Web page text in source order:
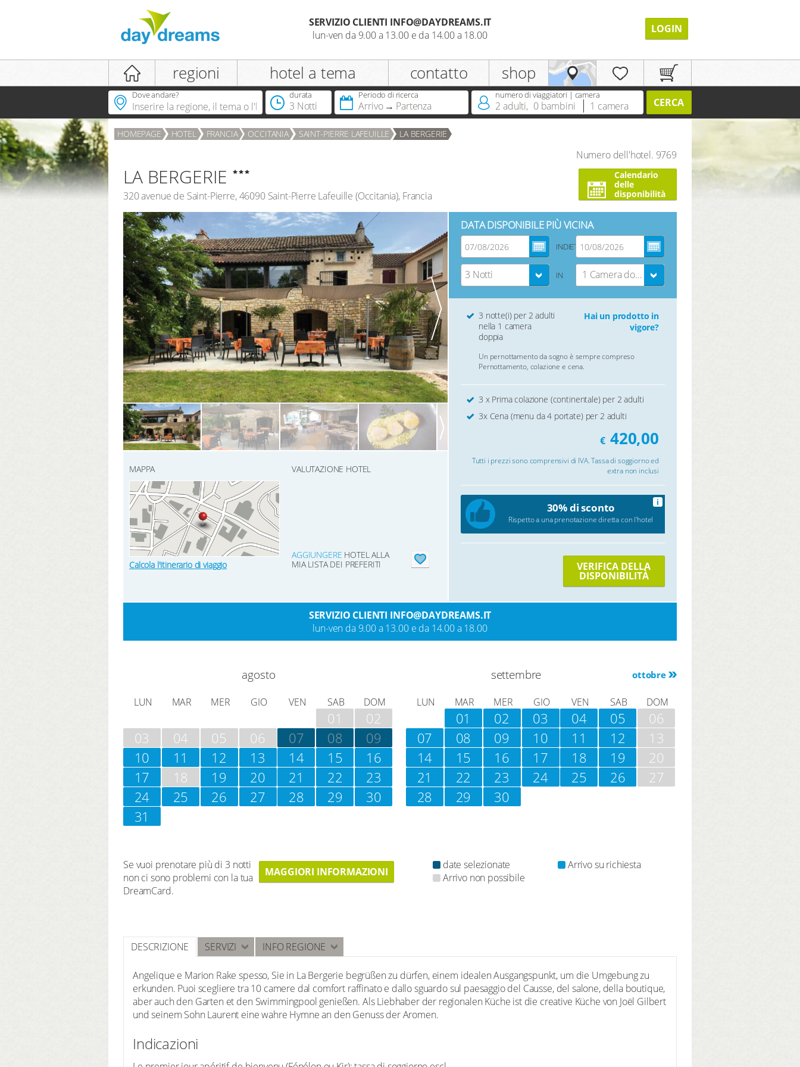
login
LOGIN
registrazione
Appellativo
Hai già una Dreamcard?
REGISTRAZIONE
SERVIZIO CLIENTI INFO@DAYDREAMS.IT
lun-ven da 9.00 a 13.00 e da 14.00 a 18.00
LOGIN
regioni hotel a tema contatto shop
Dove andare? durata
3 Notti
Periodo di ricerca
Arrivo Partenza
numero di viaggiatori | camera
2 adulti, 0 bambini 1 camera CERCA
HOMEPAGE HOTEL FRANCIA OCCITANIA SAINT-PIERRE LAFEUILLE LA BERGERIE
Numero dell'hotel. 9769
LA BERGERIE
320 avenue de Saint-Pierre,46090 Saint-Pierre Lafeuille (Occitania), Francia
Calendario
delle
disponibilità
MAPPA
Calcola l'itinerario di viaggio
VALUTAZIONE HOTEL
AGGIUNGERE HOTEL ALLA
MIA LISTA DEI PREFERITI
DATA DISPONIBILE PIÙ VICINA
INDIETRO
3 Notti IN 1 Camera doppia
3 notte(i) per 2 adulti
nella 1 camera
doppia
Hai un prodotto in
vigore?
Un pernottamento da sogno è sempre compreso
Pernottamento, colazione e cena.
3 x Prima colazione (continentale) per 2 adulti
3x Cena (menu da 4 portate) per 2 adulti
€ 420,00
Tutti i prezzi sono comprensivi di IVA. Tassa di soggiorno ed
extra non inclusi
30% di sconto
Rispetto a una prenotazione diretta con l'hotel
i
VERIFICA DELLA
DISPONIBILITÀ
SERVIZIO CLIENTI INFO@DAYDREAMS.IT
lun-ven da 9.00 a 13.00 e da 14.00 a 18.00
agosto
LUN MAR MER GIO VEN SAB DOM
01
02
03
04 05 06 07 08
09
10
11 12 13 14 15
16
17
18 19 20 21 22
23
24
25 26 27 28 29
30
31
ottobre
settembre
LUN MAR MER GIO VEN SAB DOM
01 02 03 04 05
06
07
08 09 10 11 12
13
14
15 16 17 18 19
20
21
22 23 24 25 26
27
28
29 30
MAGGIORI INFORMAZIONI
Se vuoi prenotare più di 3 notti
non ci sono problemi con la tua
DreamCard.
date selezionate
Arrivo su richiesta
Arrivo non possibile
DESCRIZIONE SERVIZI INFO REGIONE
Angelique e Marion Rake spesso, Sie in La Bergerie begrüßen zu dürfen, einem idealen Ausgangspunkt, um die Umgebung zu
erkunden. Puoi scegliere tra 10 camere dal comfort raffinato e dallo sguardo sul paesaggio del Causse, del salone, della boutique,
aber auch den Garten et den Swimmingpool genießen. Als Liebhaber der regionalen Küche ist die creative Küche von Joël Gilbert
und seinem Sohn Laurent eine wahre Hymne an den Genuss der Aromen.
Indicazioni